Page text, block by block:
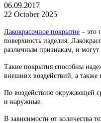
06.09.2017
22 October 2025
Лакокрасочное покрытие – это
поверхность изделия.
различным признакам, и могут
Такие покрытия способны
внешних воздействий, а
По воздействию окружающей
и наружные.
В зависимости от количества